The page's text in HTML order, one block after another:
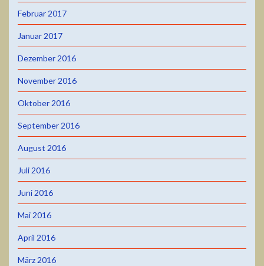
Februar 2017
Januar 2017
Dezember 2016
November 2016
Oktober 2016
September 2016
August 2016
Juli 2016
Juni 2016
Mai 2016
April 2016
März 2016